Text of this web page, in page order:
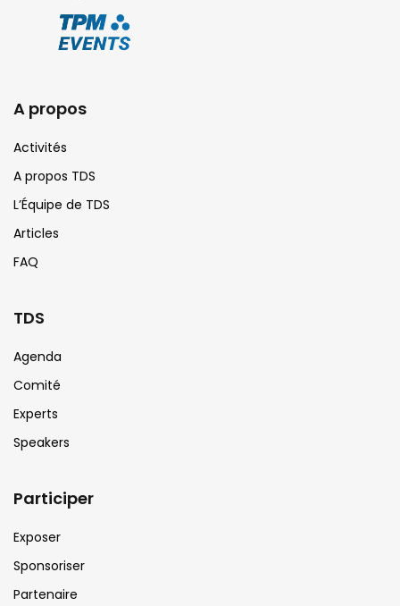
A propos
Activités
A propos TDS
L’Équipe de TDS
Articles
FAQ
TDS
Agenda
Comité
Experts
Speakers
Participer
Exposer
Sponsoriser
Partenaire